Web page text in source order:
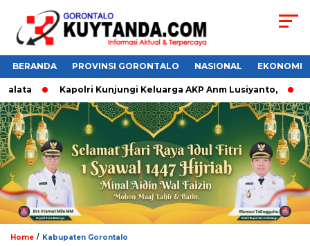
BERANDA PROVINSI GORONTALO NASIONAL EKONOMI
Kapolri Kunjungi Keluarga AKP Anm Lusiyanto,
Home / Kabupaten Gorontalo